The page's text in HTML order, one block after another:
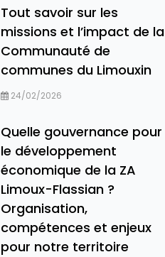
Tout savoir sur les
missions et l’impact de la
Communauté de
communes du Limouxin
24/02/2026
Quelle gouvernance pour
le développement
économique de la ZA
Limoux-Flassian ?
Organisation,
compétences et enjeux
pour notre territoire